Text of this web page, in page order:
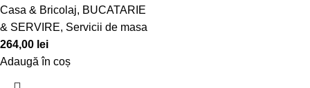
Casa & Bricolaj, BUCATARIE
& SERVIRE, Servicii de masa
264,00 lei
Adaugă în coș